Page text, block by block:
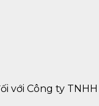
với Công ty